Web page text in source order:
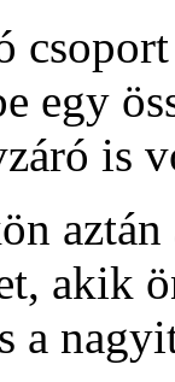
egy
is
akik
a